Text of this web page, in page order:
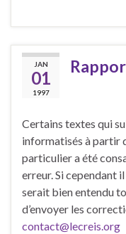
JAN
01
1997
Certains textes qui
informatisés à partir
particulier a été
erreur. Si cependant
serait bien entendu
d’envoyer les
contact@lecreis.org